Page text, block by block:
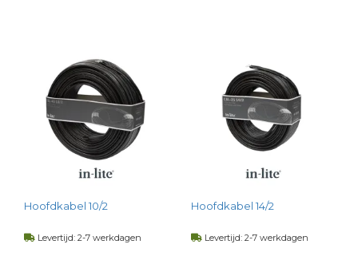
Hoofdkabel 10/2
Levertijd: 2-7 werkdagen
Hoofdkabel 14/2
Levertijd: 2-7 werkdagen